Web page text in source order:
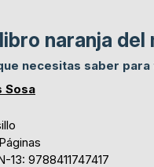
naranja
necesitas saber
Sosa
13: 9788411747417